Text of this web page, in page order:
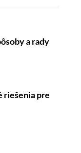
a rady
riešenia pre